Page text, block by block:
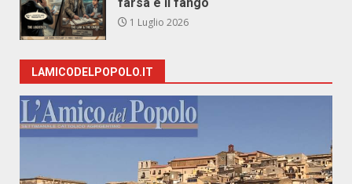
1 Luglio 2026
LAMICODELPOPOLO.IT